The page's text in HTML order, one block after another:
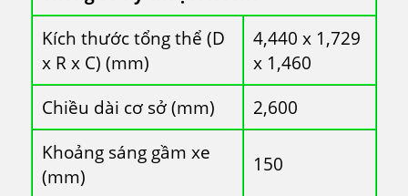
Kích thước tổng thể (D
x R x C) (mm)
4,440 x 1,729
x 1,460
Chiều dài cơ sở (mm)
2,600
Khoảng sáng gầm xe
(mm)
150